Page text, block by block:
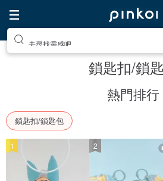
去尋找靈感吧
鎖匙扣/鎖
熱門排行
鎖匙扣/鎖匙包
1 2